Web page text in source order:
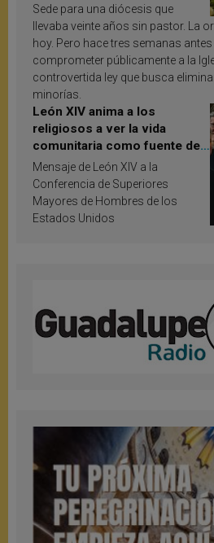
Sede para una diócesis que
llevaba veinte años sin pastor. La
hoy. Pero hace tres semanas
comprometer públicamente a la
controvertida ley que busca
minorías.
León XIV anima a los
religiosos a ver la vida
comunitaria como fuente de
inspiración y santificación
Mensaje de León XIV a la
Conferencia de Superiores
Mayores de Hombres de los
Estados Unidos